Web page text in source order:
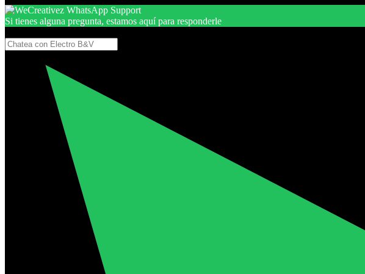
Si tienes alguna pregunta, estamos aquí para responderle